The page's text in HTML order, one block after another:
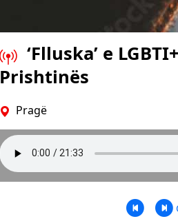
‘Flluska’ e
Prishtinës
Pragë